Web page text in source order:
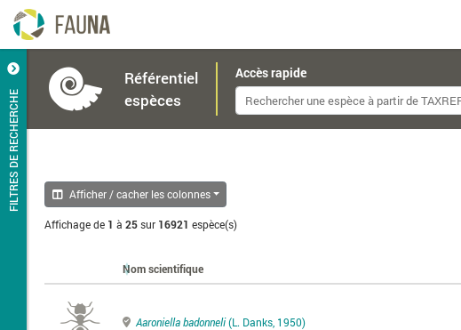
FILTRES DE RECHERCHE
Référentiel
espèces
Accès rapide
Afficher / cacher les colonnes
Affichage de 1 à 25sur 16921 espèce(s)
Nom scientifique
Aaroniella badonneli(L. Danks, 1950)